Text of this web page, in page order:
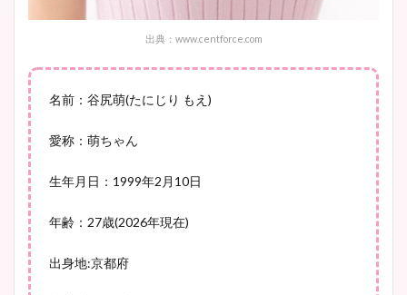
豊島実季アナのカップ画像ま
とめ！美脚や水着姿に年齢も
宇賀神メグアナのニット画像
まとめ！足も美脚でカップも
池谷実悠アナのメガネ画像が
かわいい！カップや水着姿も
出典：www.centforce.com
名前：谷尻萌(たにじり もえ)
愛称：萌ちゃん
生年月日：1999年2月10日
年齢：27歳(2026年現在)
出身地:京都府